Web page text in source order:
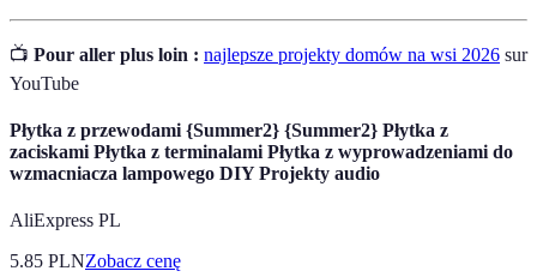
📺 Pour aller plus loin : najlepsze projekty domów na wsi 2026 sur
YouTube
Płytka z przewodami {Summer2} {Summer2} Płytka z
zaciskami Płytka z terminalami Płytka z wyprowadzeniami do
wzmacniacza lampowego DIY Projekty audio
AliExpress PL
5.85 PLNZobacz cenę